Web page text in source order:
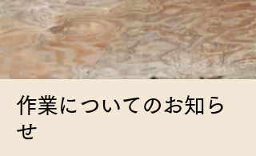
作業についてのお知ら
せ